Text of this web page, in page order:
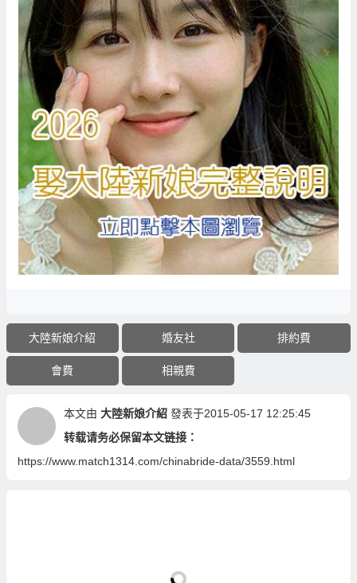
大陸新娘介紹 婚友社 排約費
會費 相親費
本文由 大陸新娘介紹 發表于2015-05-17 12:25:45
转载请务必保留本文链接：
https://www.match1314.com/chinabride-data/3559.html